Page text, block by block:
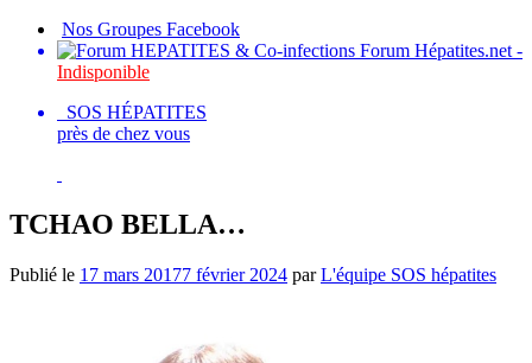
Nos Groupes Facebook
Forum Hépatites.net -
Indisponible
SOS HÉPATITES
près de chez vous
TCHAO BELLA…
Publié le 17 mars 20177 février 2024 parL'équipe SOS hépatites